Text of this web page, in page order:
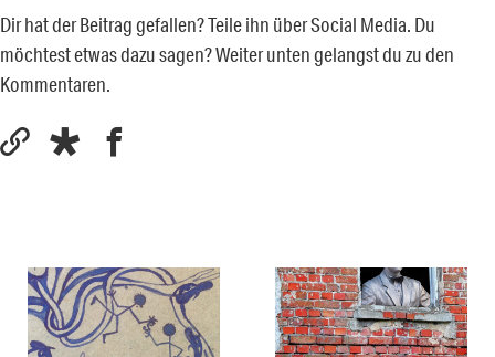
Dir hat der Beitrag gefallen? Teile ihn über Social Media. Du
möchtest etwas dazu sagen? Weiter unten gelangst du zu den
Kommentaren.